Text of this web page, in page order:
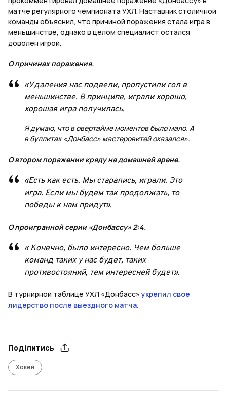
матче регулярного чемпионата УХЛ. Наставник столичной
команды объяснил, что причиной поражения стала игра в
меньшинстве, однако в целом специалист остался
доволен игрой.
О причинах поражения.
«Удаления нас подвели, пропустили гол в
меньшинстве. В принципе, играли хорошо,
хорошая игра получилась.
Я думаю, что в овертайме моментов было мало. А
в буллитах «Донбасс» мастеровитей оказался».
О втором поражении кряду на домашней арене.
«Есть как есть. Мы старались, играли. Это
игра. Если мы будем так продолжать, то
победы к нам придут».
О проигранной серии «Донбассу» 2:4.
« Конечно, было интересно. Чем больше
команд таких у нас будет, таких
противостояний, тем интересней будет».
В турнирной таблице УХЛ «Донбасс» укрепил свое
лидерство после выездного матча.
Поділитись
Хокей